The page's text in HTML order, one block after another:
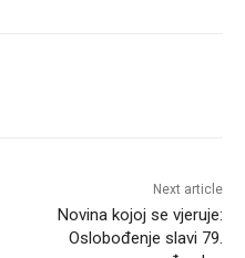
Next article
Novina kojoj se vjeruje:
Oslobođenje slavi 79.